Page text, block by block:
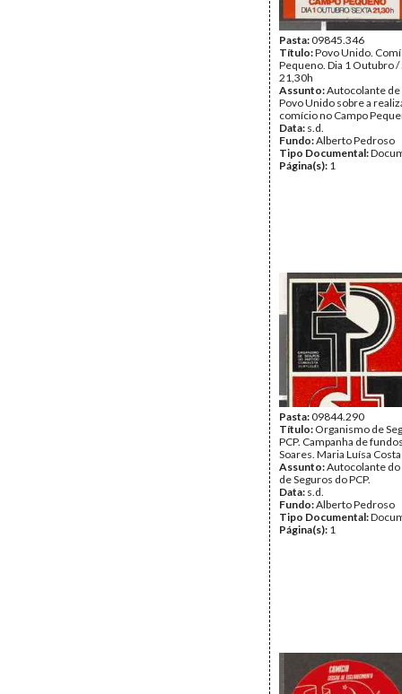
Pasta:09845.346
Título:Povo Unido.
Pequeno. Dia 1 Outubro /
21,30h
Assunto:Autocolante de
Povo Unido sobre a
comício no Campo
Data: s.d.
Fundo:Alberto Pedroso
Tipo Documental:
Página(s): 1
Pasta:09844.290
Título: Organismo de
PCP. Campanha de
Soares. Maria Luísa
Assunto:Autocolante
de Seguros do PCP.
Data: s.d.
Fundo:Alberto Pedroso
Tipo Documental:
Página(s): 1